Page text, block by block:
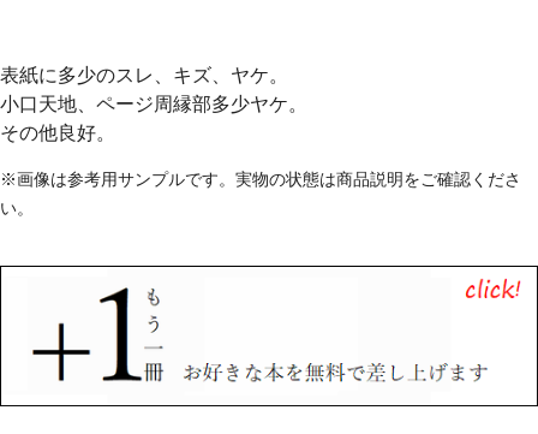
表紙に多少のスレ、キズ、ヤケ。
小口天地、ページ周縁部多少ヤケ。
その他良好。
※画像は参考用サンプルです。実物の状態は商品説明をご確認くださ
い。